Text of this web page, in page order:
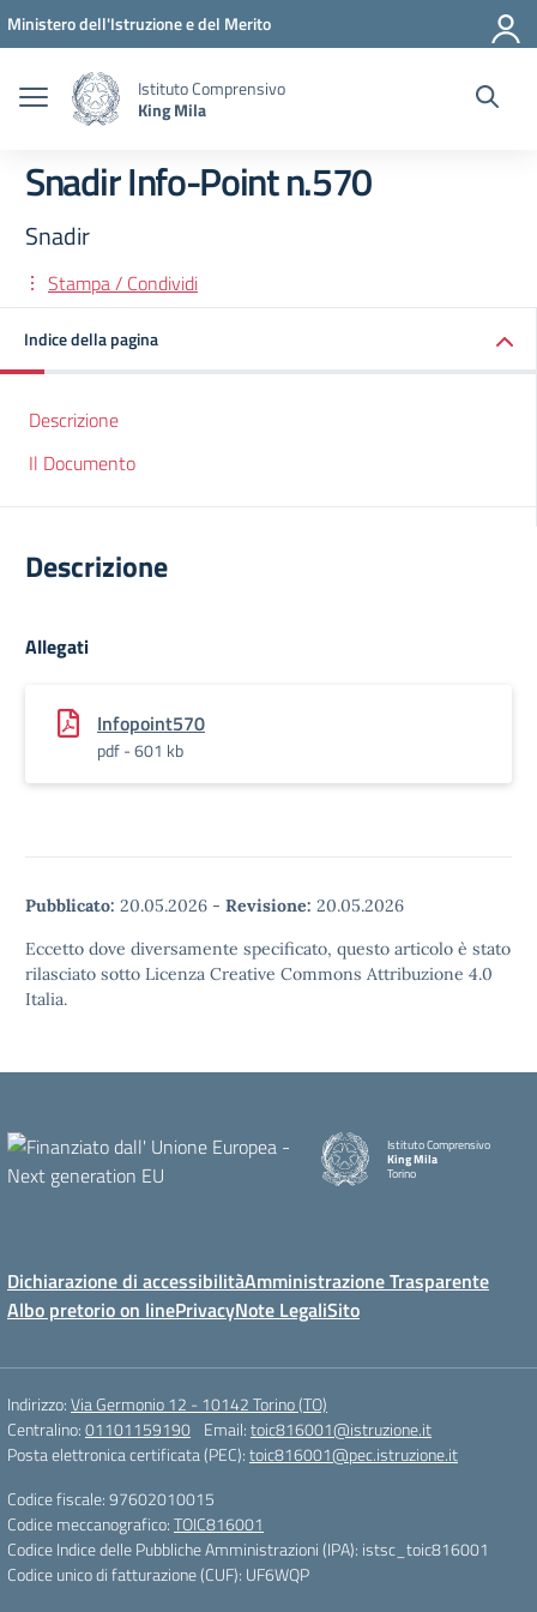
Vai ai contenuti
Vai al menu di navigazione
Vai al footer
Ministero dell'Istruzione e del Merito
Istituto Comprensivo
King Mila
Snadir Info-Point n.570
Snadir
Stampa / Condividi
Indice della pagina
Descrizione
Il Documento
Descrizione
Allegati
Infopoint570
pdf - 601 kb
Pubblicato: 20.05.2026 - Revisione: 20.05.2026
Eccetto dove diversamente specificato, questo articolo è stato
rilasciato sotto Licenza Creative Commons Attribuzione 4.0
Italia.
Istituto Comprensivo
King Mila
Torino
Dichiarazione di accessibilitàAmministrazione Trasparente
Albo pretorio on linePrivacyNote LegaliSito
Indirizzo:Via Germonio 12 - 10142 Torino (TO)
Centralino:01101159190 Email:toic816001@istruzione.it
Posta elettronica certificata (PEC):toic816001@pec.istruzione.it
Codice fiscale: 97602010015
Codice meccanografico:TOIC816001
Codice Indice delle Pubbliche Amministrazioni (IPA): istsc_toic816001
Codice unico di fatturazione (CUF): UF6WQP